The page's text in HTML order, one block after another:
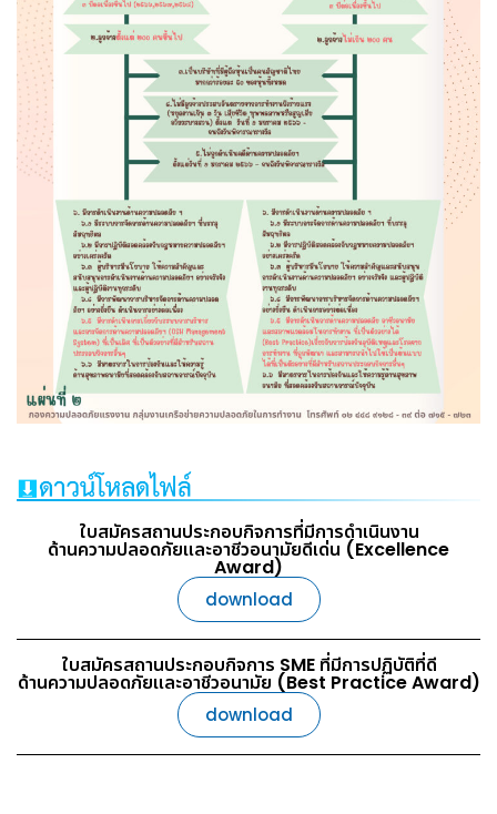
ใบสมัครสถานประกอบกิจการที่มีการดำเนินงาน
ด้านความปลอดภัยและอาชีวอนามัยดีเด่น (Excellence
Award)
download
ใบสมัครสถานประกอบกิจการ SME ที่มีการปฏิบัติที่ดี
ด้านความปลอดภัยและอาชีวอนามัย (Best Practice Award)
download